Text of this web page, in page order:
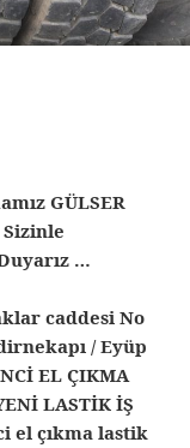
GÜLSER
Sizinle
Duyarız …
caddesi No
/ Eyüp
EL ÇIKMA
LASTİK İŞ
el çıkma lastik